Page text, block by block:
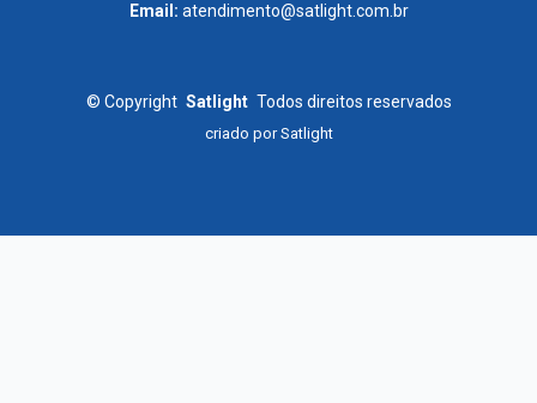
Email: atendimento@satlight.com.br
© Copyright Satlight Todos direitos reservados
criado porSatlight